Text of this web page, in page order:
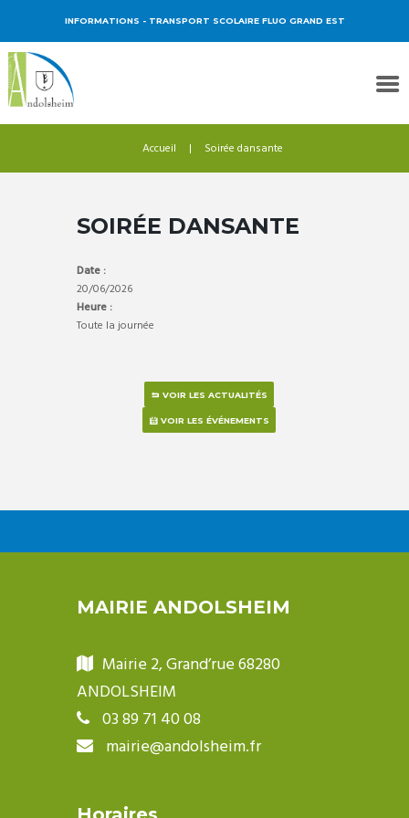
INFORMATIONS - TRANSPORT SCOLAIRE FLUO GRAND EST
Accueil Soirée dansante
SOIRÉE DANSANTE
Date :
20/06/2026
Heure :
Toute la journée
VOIR LES ACTUALITÉS
VOIR LES ÉVÉNEMENTS
MAIRIE ANDOLSHEIM
Mairie 2, Grand’rue 68280
ANDOLSHEIM
03 89 71 40 08
mairie@andolsheim.fr